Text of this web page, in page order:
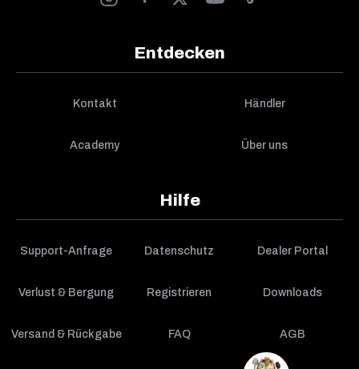
Entdecken
Kontakt Händler
Academy Über uns
Hilfe
Support-Anfrage Datenschutz Dealer Portal
Verlust & Bergung Registrieren Downloads
Versand & Rückgabe FAQ AGB